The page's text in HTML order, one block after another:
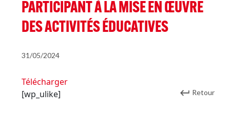
PARTICIPANT À LA MISE EN ŒUVRE
DES ACTIVITÉS ÉDUCATIVES
31/05/2024
Télécharger
[wp_ulike]
Retour